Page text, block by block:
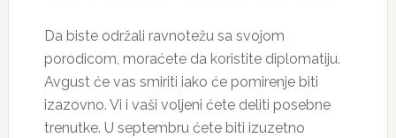
Da biste održali ravnotežu sa svojom
porodicom, moraćete da koristite diplomatiju.
Avgust će vas smiriti iako će pomirenje biti
izazovno. Vi i vaši voljeni ćete deliti posebne
trenutke. U septembru ćete biti izuzetno